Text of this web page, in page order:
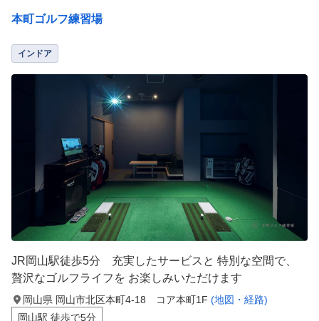
本町ゴルフ練習場
インドア
JR岡山駅徒歩5分 充実したサービスと 特別な空間で、
贅沢なゴルフライフを お楽しみいただけます
岡山県 岡山市北区本町4-18 コア本町1F (地図・経路)
岡山駅 徒歩で5分